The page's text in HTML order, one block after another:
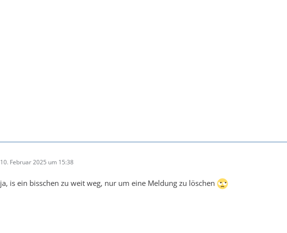
10. Februar 2025 um 15:38
ja, is ein bisschen zu weit weg, nur um eine Meldung zu löschen